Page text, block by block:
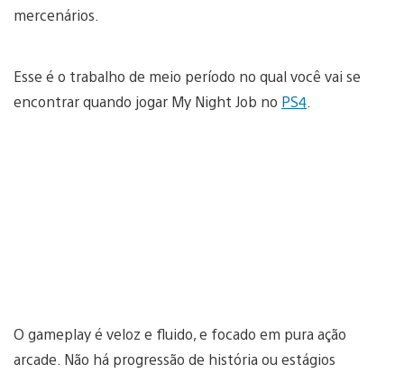
mercenários.
Esse é o trabalho de meio período no qual você vai se
encontrar quando jogar My Night Job no PS4
O gameplay é veloz e fluido, e focado em pura ação
arcade. Não há progressão de história ou estágios